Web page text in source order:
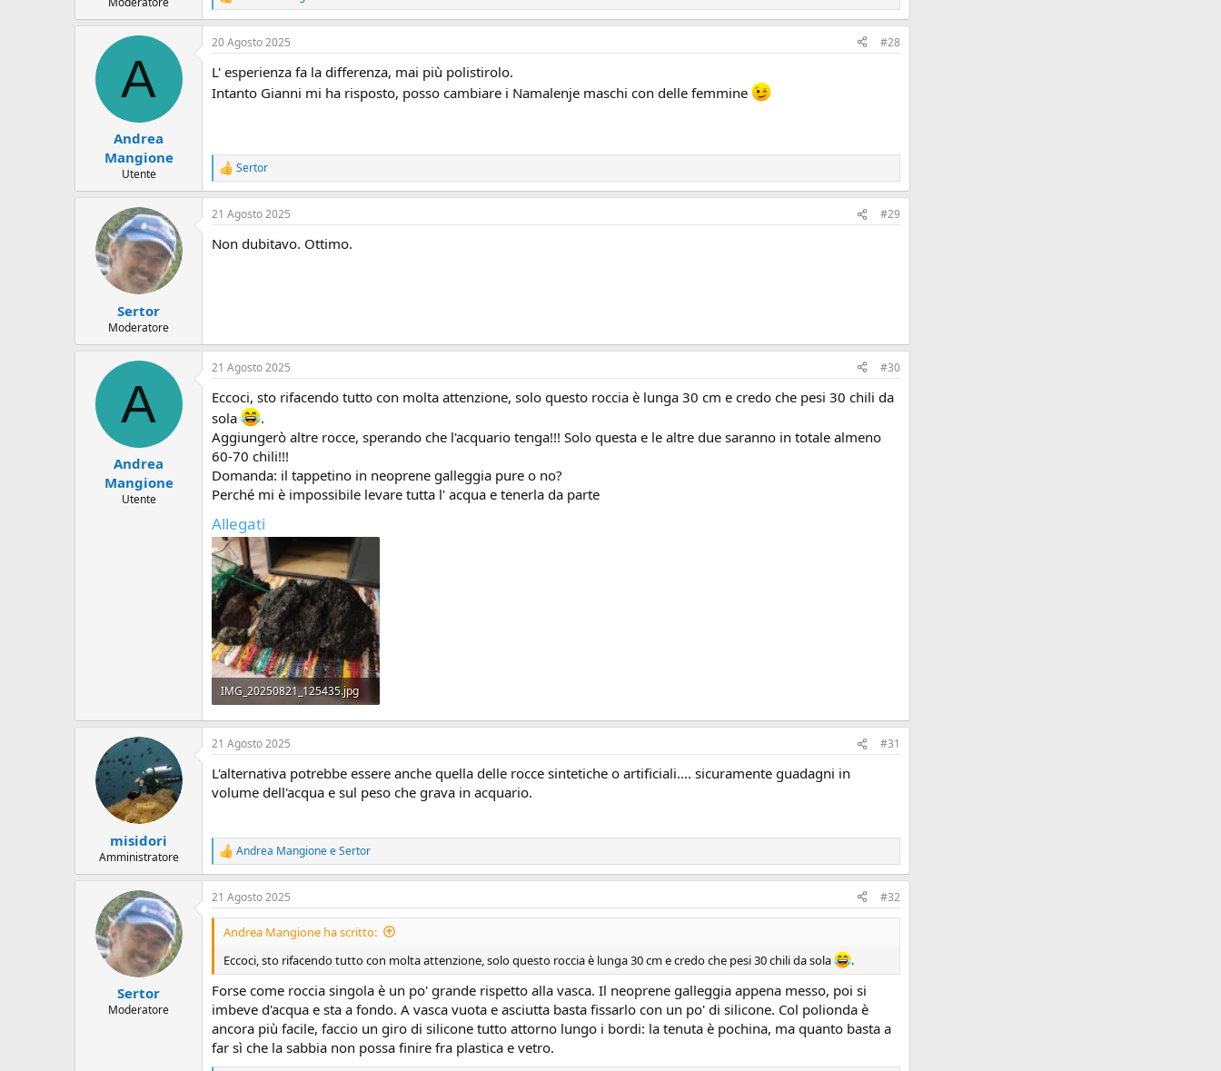
e
a
z
o
n
i
A
Andrea
Mangione
Utente
20 Agosto 2025 #28
L' esperienza fa la differenza, mai più polistirolo.
Intanto Gianni mi ha risposto, posso cambiare i Namalenje maschi con delle femmine
R
e
a
z
o
Sertor
Sertor
Moderatore
21 Agosto 2025 #29
Non dubitavo. Ottimo.
A
Andrea
Mangione
Utente
21 Agosto 2025 #30
Eccoci, sto rifacendo tutto con molta attenzione, solo questo roccia è lunga 30 cm e credo che pesi 30 chili da
sola
.
Aggiungerò altre rocce, sperando che l'acquario tenga!!! Solo questa e le altre due saranno in totale almeno
60-70 chili!!!
Domanda: il tappetino in neoprene galleggia pure o no?
Perché mi è impossibile levare tutta l' acqua e tenerla da parte
Allegati
IMG_20250821_125435.jpg
1,7 MB · Visite: 5
misidori
Amministratore
21 Agosto 2025 #31
L'alternativa potrebbe essere anche quella delle rocce sintetiche o artificiali.... sicuramente guadagni in
volume dell'acqua e sul peso che grava in acquario.
R
e
a
z
i
:
Andrea MangioneeSertor
Sertor
Moderatore
21 Agosto 2025 #32
Andrea Mangione ha scritto:
Eccoci, sto rifacendo tutto con molta attenzione, solo questo roccia è lunga 30 cm e credo che pesi 30 chili da sola
.
Forse come roccia singola è un po' grande rispetto alla vasca. Il neoprene galleggia appena messo, poi si
imbeve d'acqua e sta a fondo. A vasca vuota e asciutta basta fissarlo con un po' di silicone. Col polionda è
ancora più facile, faccio un giro di silicone tutto attorno lungo i bordi: la tenuta è pochina, ma quanto basta a
far sì che la sabbia non possa finire fra plastica e vetro.